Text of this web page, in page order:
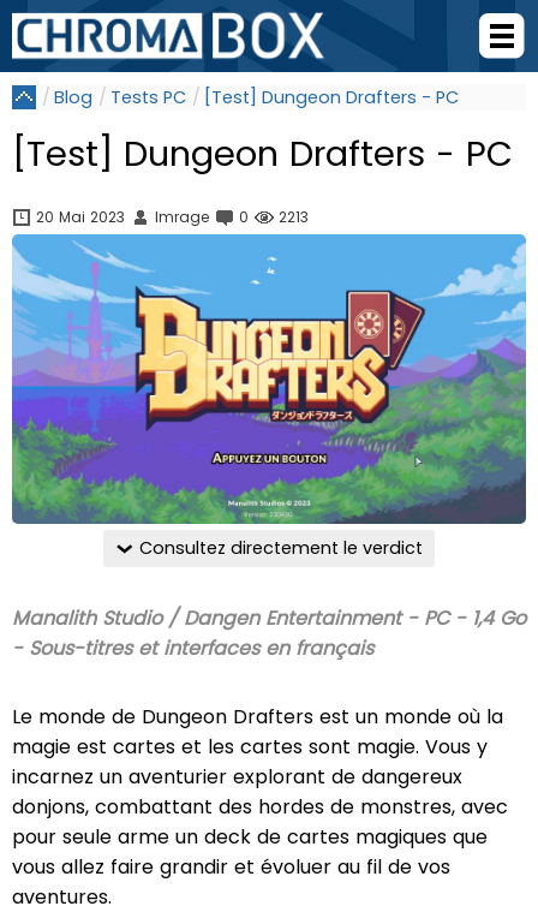
Blog Tests PC [Test] Dungeon Drafters - PC
[Test] Dungeon Drafters - PC
20 Mai 2023 Imrage 0 2213
Consultez directement le verdict
Manalith Studio / Dangen Entertainment - PC - 1,4 Go
- Sous-titres et interfaces en français
Le monde de Dungeon Drafters est un monde où la
magie est cartes et les cartes sont magie. Vous y
incarnez un aventurier explorant de dangereux
donjons, combattant des hordes de monstres, avec
pour seule arme un deck de cartes magiques que
vous allez faire grandir et évoluer au fil de vos
aventures.